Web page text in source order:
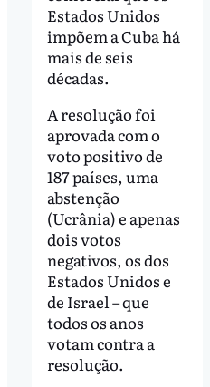
Estados Unidos
impõem a Cuba há
mais de seis
décadas.
A resolução foi
aprovada com o
voto positivo de
187 países, uma
abstenção
(Ucrânia) e apenas
dois votos
negativos, os dos
Estados Unidos e
de Israel – que
todos os anos
votam contra a
resolução.